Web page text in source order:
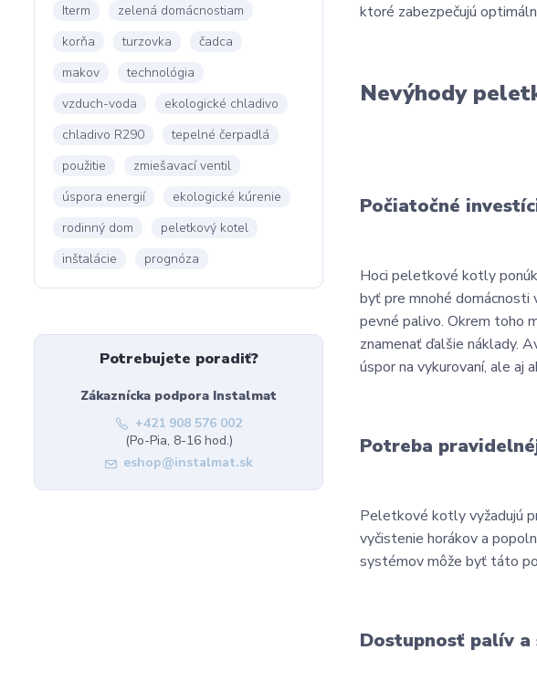
Iterm
zelená domácnostiam
korňa
turzovka
čadca
makov
technológia
vzduch-voda
ekologické chladivo
chladivo R290
tepelné čerpadlá
použitie
zmiešavací ventil
úspora energií
ekologické kúrenie
rodinný dom
peletkový kotel
inštalácie
prognóza
Potrebujete poradiť?
Zákaznícka podpora Instalmat
+421 908 576 002
(Po-Pia, 8-16 hod.)
eshop@instalmat.sk
ktoré zabezpečujú
Nevýhody
Počiatočné
Hoci peletkové kotly
byť pre mnohé domácnosti
pevné palivo. Okrem toho
znamenať ďalšie náklady.
úspor na vykurovaní, ale aj
Potreba
Peletkové kotly vyžadujú
vyčistenie horákov a
systémov môže byť táto
Dostupnosť palív a